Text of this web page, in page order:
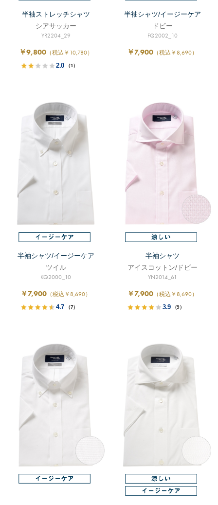
半袖ストレッチシャツ
シアサッカー
YR2204_29
￥9,800（税込￥10,780）
2.0 （1）
半袖シャツ/イージーケア
ドビー
FQ2002_10
￥7,900 （税込￥8,690）
半袖シャツ/イージーケア
ツイル
KQ2000_10
￥7,900 （税込￥8,690）
4.7 （7）
半袖シャツ
アイスコットン/ドビー
YN2014_61
￥7,900 （税込￥8,690）
3.9 （9）